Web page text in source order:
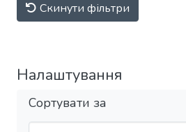
Скинути фільтри
Налаштування
Сортувати за